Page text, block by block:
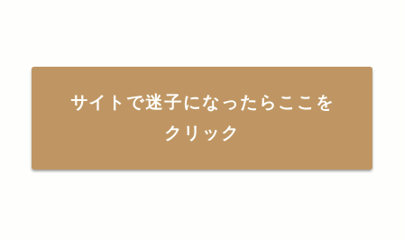
サイトで迷子になったらここを
クリック